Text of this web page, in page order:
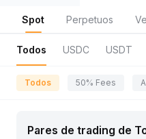
Spot Perpetuos
Todos USDC USDT
Todos 50% Fees
Pares de trading de